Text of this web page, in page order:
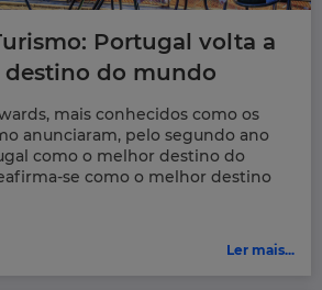
Portugal volta a
destino do mundo
mais conhecidos como os
anunciaram, pelo segundo ano
como o melhor destino do
se como o melhor destino
Ler mais...